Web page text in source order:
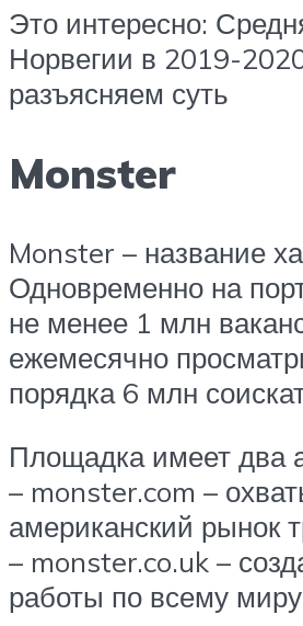
Это интересно:
Норвегии в 2019-
разъясняем суть
Monster
Monster – название
Одновременно на
не менее 1 млн
ежемесячно
порядка 6 млн
Площадка имеет два
– monster.com –
американский рынок
– monster.co.uk –
работы по всему